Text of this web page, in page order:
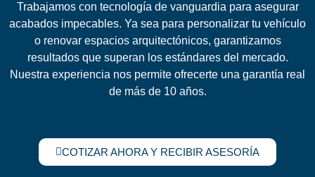
Trabajamos con tecnología de vanguardia para asegurar
acabados impecables. Ya sea para personalizar tu vehículo
o renovar espacios arquitectónicos, garantizamos
resultados que superan los estándares del mercado.
Nuestra experiencia nos permite ofrecerte una garantía real
de más de 10 años.
COTIZAR AHORA Y RECIBIR ASESORÍA